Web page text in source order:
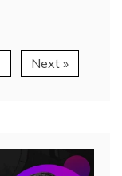
Next »